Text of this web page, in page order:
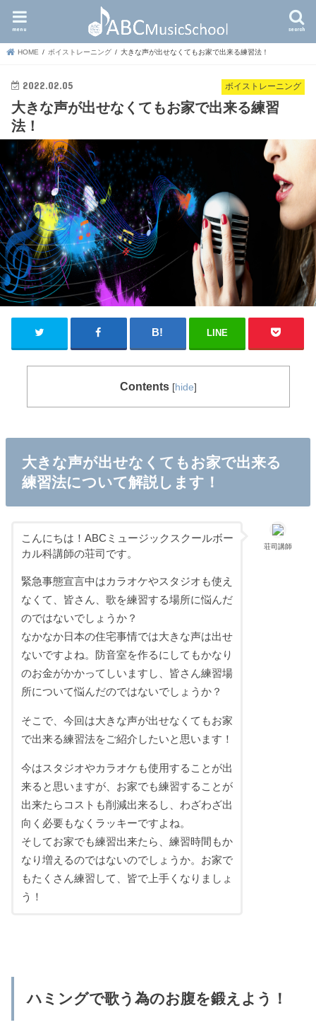
search
menu
HOME ボイストレーニング 大きな声が出せなくてもお家で出来る練習法！
ボイストレーニング
2022.02.05
大きな声が出せなくてもお家で出来る練習
法！
LINE
Contents [hide]
大きな声が出せなくてもお家で出来る
練習法について解説します！
荘司講師
こんにちは！ABCミュージックスクールボー
カル科講師の荘司です。
緊急事態宣言中はカラオケやスタジオも使え
なくて、皆さん、歌を練習する場所に悩んだ
のではないでしょうか？
なかなか日本の住宅事情では大きな声は出せ
ないですよね。防音室を作るにしてもかなり
のお金がかかってしいますし、皆さん練習場
所について悩んだのではないでしょうか？
そこで、今回は大きな声が出せなくてもお家
で出来る練習法をご紹介したいと思います！
今はスタジオやカラオケも使用することが出
来ると思いますが、お家でも練習することが
出来たらコストも削減出来るし、わざわざ出
向く必要もなくラッキーですよね。
そしてお家でも練習出来たら、練習時間もか
なり増えるのではないのでしょうか。お家で
もたくさん練習して、皆で上手くなりましょ
う！
ハミングで歌う為のお腹を鍛えよう！